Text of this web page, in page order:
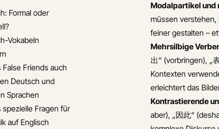
Formal oder
Vokabeln
False Friends auch
Deutsch und
Sprachen
spezielle Fragen für
auf Englisch
Modalpartikel und
müssen verstehen,
feiner gestalten –
Mehrsilbige
出“ (vorbringen), „
Kontexten
erleichtert das
Kontrastierende
aber), „因此“